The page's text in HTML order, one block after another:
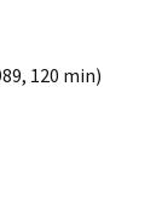
120 min)